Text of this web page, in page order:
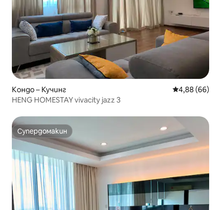
Кондо – Кучинг Средна
4,88 (66)
HENG HOMESTAY vivacity jazz 3
Супердомакин
Супердомакин